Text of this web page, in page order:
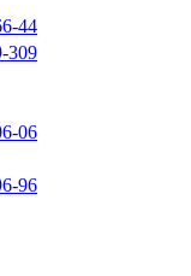
44
309
06
96